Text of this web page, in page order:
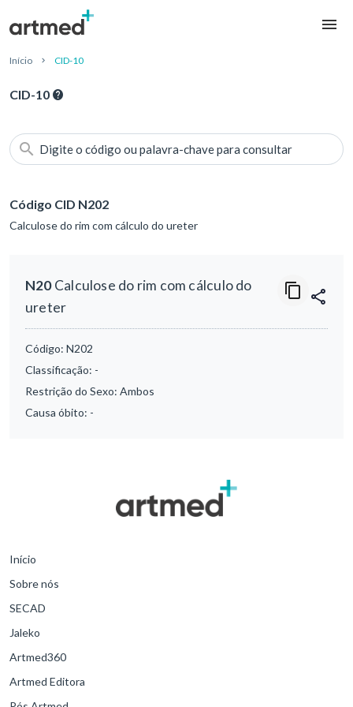
Início CID-10
CID-10
Digite o código ou palavra-chave para consultar
Código CID N202
Calculose do rim com cálculo do ureter
N20Calculose do rim com cálculo do
ureter
Código: N202
Classificação: -
Restrição do Sexo: Ambos
Causa óbito: -
Início
Sobre nós
SECAD
Jaleko
Artmed360
Artmed Editora